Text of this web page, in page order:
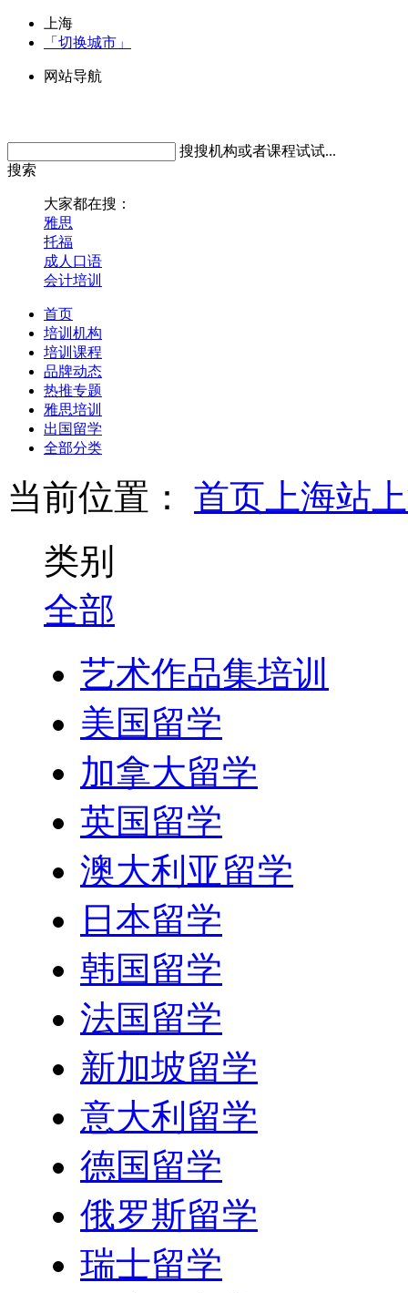
上海
「切换城市」
网站导航
搜搜机构或者课程试试...
搜索
大家都在搜：
雅思
托福
成人口语
会计培训
首页
培训机构
培训课程
品牌动态
热推专题
雅思培训
出国留学
全部分类
当前位置： 首页 上海站
类别
全部
艺术作品集培训
美国留学
加拿大留学
英国留学
澳大利亚留学
日本留学
韩国留学
法国留学
新加坡留学
意大利留学
德国留学
俄罗斯留学
瑞士留学